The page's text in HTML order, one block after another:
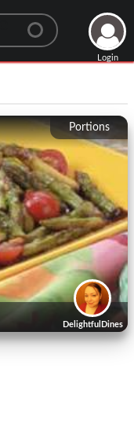
Login
Portions
DelightfulDines